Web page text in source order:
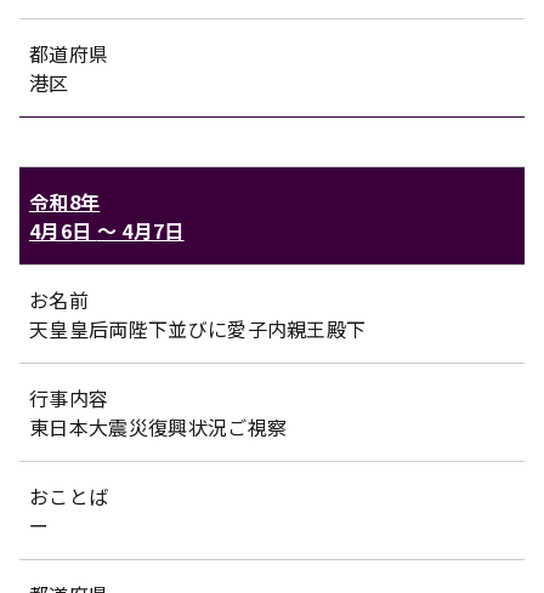
都道府県
港区
令和8年
4月6日 〜4月7日
お名前
天皇皇后両陛下並びに愛子内親王殿下
行事内容
東日本大震災復興状況ご視察
おことば
ー